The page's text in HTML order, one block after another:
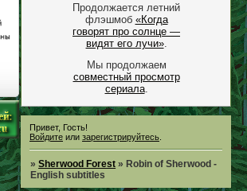
Продолжается летний
флэшмоб «Когда
говорят про солнце —
видят его лучи».
Мы продолжаем
совместный просмотр
сериала.
Привет, Гость!
Войдите или зарегистрируйтесь
»Sherwood Forest »Robin of Sherwood -
English subtitles